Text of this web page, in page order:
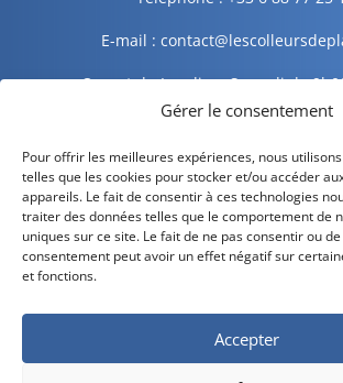
Gérer le consentement
Pour offrir les meilleures expériences, nous
telles que les cookies pour stocker et/ou accéder
appareils. Le fait de consentir à ces technologies
traiter des données telles que le comportement de
uniques sur ce site. Le fait de ne pas consentir ou
consentement peut avoir un effet négatif sur
et fonctions.
Accepter
E-mail :
Ouvert du Lundi au Samedi de
Informations légales
Mentions légales
Politique de confidentialité